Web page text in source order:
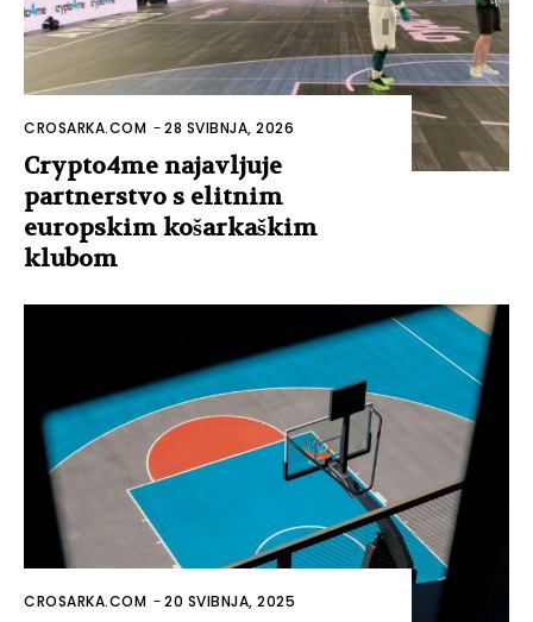
CROSARKA.COM -28 SVIBNJA, 2026
Crypto4me najavljuje
partnerstvo s elitnim
europskim košarkaškim
klubom
CROSARKA.COM -20 SVIBNJA, 2025